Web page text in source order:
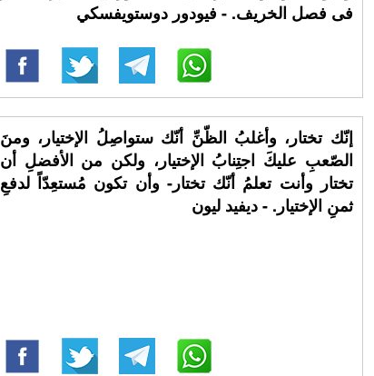
فى فصل الخريف. - فيودور دوستويفسكي
إنّك تختار، وأغلبُ الظّنِّ أنّك ستواصِلُ الإختيار، ومنَ
الصّعبِ عليكَ اجتِنابُ الإختيار، ولكن من الأفضلِ أن
تختار وأنت تعلمُ أنّك تختار- وأن تكون مُستعِدّاً لدفعِ
ثمنِ الإختيار. - ديفيد ليون